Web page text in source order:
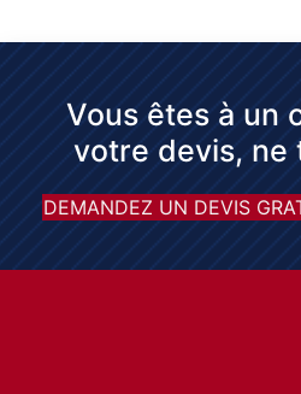
Vous êtes à un
votre devis, ne
DEMANDEZ UN DEVIS